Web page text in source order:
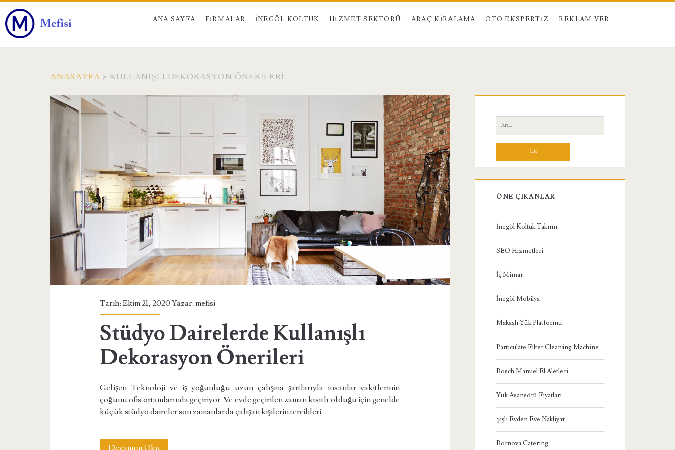
ANA SAYFA FIRMALAR İNEGÖL KOLTUK HIZMET SEKTÖRÜ ARAÇ KIRALAMA OTO EKSPERTIZ REKLAM VER
ANASAYFA > KULLANIŞLI DEKORASYON ÖNERILERI
Etiket:
<span>Kullanışlı
Dekorasyon
Önerileri</span>
Tarih: Ekim 21, 2020 Yazar:mefisi
Stüdyo Dairelerde Kullanışlı
Dekorasyon Önerileri
Gelişen Teknoloji ve iş yoğunluğu uzun çalışma şartlarıyla insanlar vakitlerinin
çoğunu ofis ortamlarında geçiriyor. Ve evde geçirilen zaman kısıtlı olduğu için genelde
küçük stüdyo daireler son zamanlarda çalışan kişilerin tercihleri…
Devamını OkuStüdyo
Yan
Menü
Ara:
ÖNE ÇIKANLAR
İnegöl Koltuk Takımı
SEO Hizmetleri
İç Mimar
İnegöl Mobilya
Makaslı Yük Platformu
Particulate Filter Cleaning Machine
Bosch Manuel El Aletleri
Yük Asansörü Fiyatları
Şişli Evden Eve Nakliyat
Bornova Catering